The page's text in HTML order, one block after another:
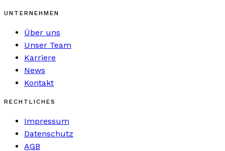
UNTERNEHMEN
Über uns
Unser Team
Karriere
News
Kontakt
RECHTLICHES
Impressum
Datenschutz
AGB